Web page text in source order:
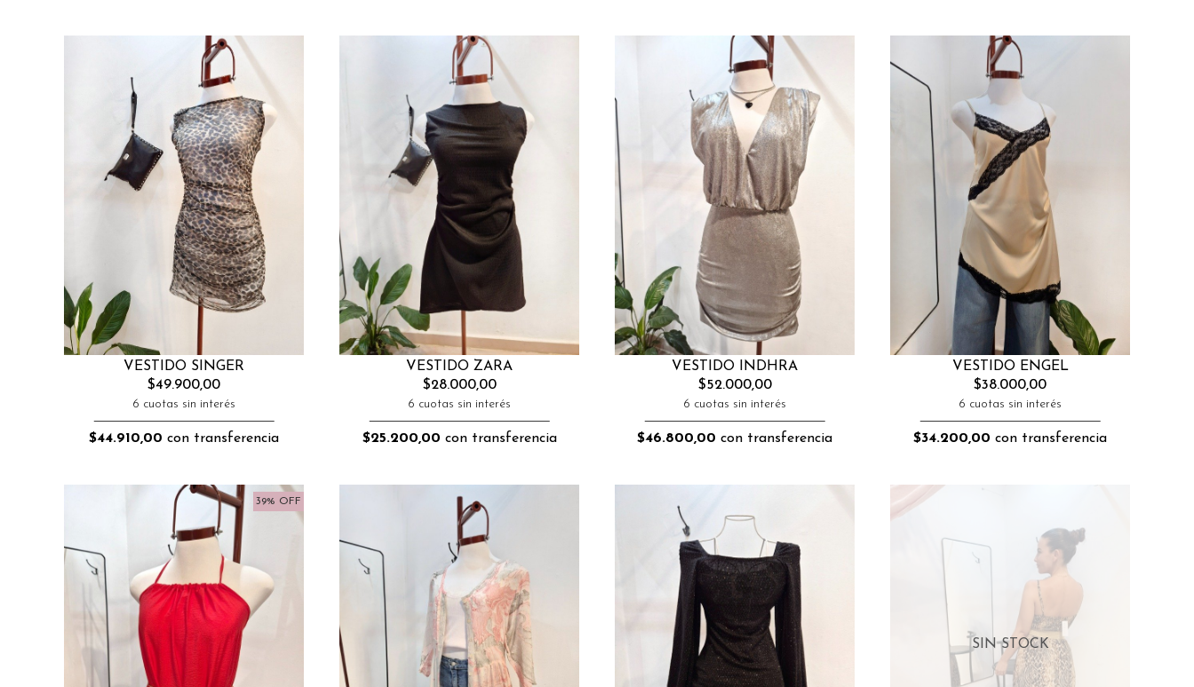
VESTIDO SINGER
$49.900,00
6 cuotas sin interés
$44.910,00 con transferencia
VESTIDO ZARA
$28.000,00
6 cuotas sin interés
$25.200,00 con transferencia
VESTIDO INDHRA
$52.000,00
6 cuotas sin interés
$46.800,00 con transferencia
VESTIDO ENGEL
$38.000,00
6 cuotas sin interés
$34.200,00 con transferencia
39% OFF
SIN STOCK